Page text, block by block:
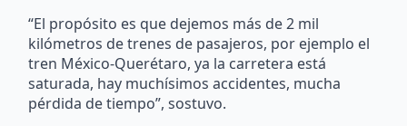
“El propósito es que dejemos más de 2 mil
kilómetros de trenes de pasajeros, por ejemplo el
tren México-Querétaro, ya la carretera está
saturada, hay muchísimos accidentes, mucha
pérdida de tiempo”, sostuvo.